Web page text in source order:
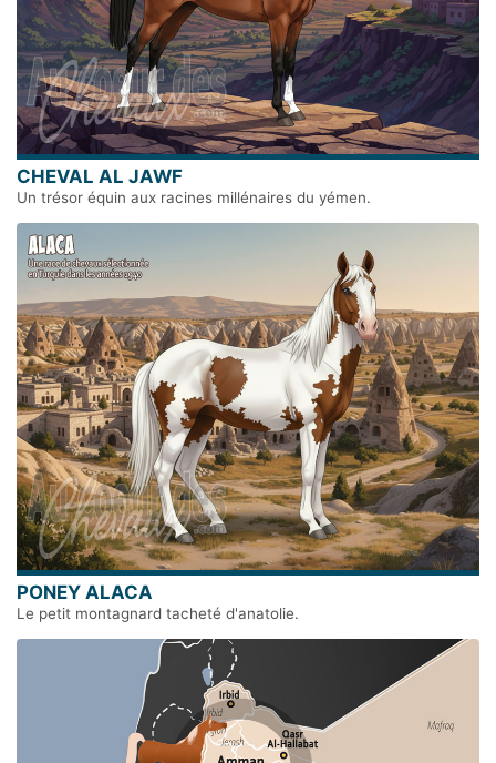
CHEVAL AL JAWF
Un trésor équin aux racines millénaires du yémen.
PONEY ALACA
Le petit montagnard tacheté d'anatolie.